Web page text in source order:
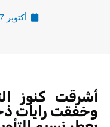
أكتوبر 17, 2020
أشرقت كنوز
وخفقت رايات